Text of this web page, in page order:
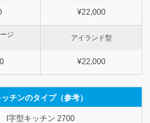
¥22,000
ジ
アイランド型
¥22,000
ッチンのタイプ（参考）
I字型キッチン 2700